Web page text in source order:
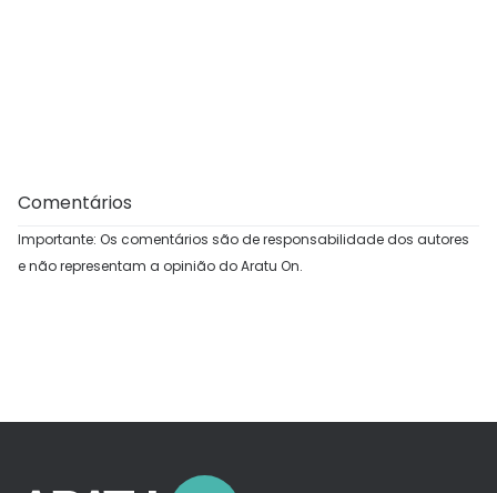
Comentários
Importante: Os comentários são de responsabilidade dos autores
e não representam a opinião do Aratu On.